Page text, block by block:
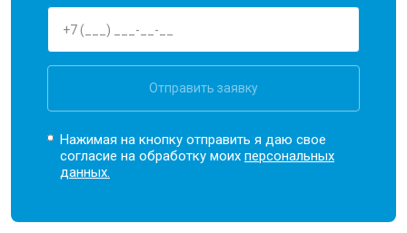
Отправить заявку
Нажимая на кнопку отправить я даю свое
согласие на обработку моихперсональных
данных.